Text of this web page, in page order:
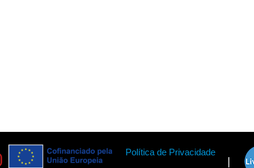
Política de Privacidade
|